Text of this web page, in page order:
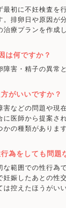
最初に不妊検査を
。排卵日や原因が
治療プランを作成し
は何ですか？
障害・精子の異常
がいいですか？
害などの問題や現
に医師から提案さ
の種類があります
為をしても問題
な範囲での性行為
妊娠したあとの性
は控えたほうがい